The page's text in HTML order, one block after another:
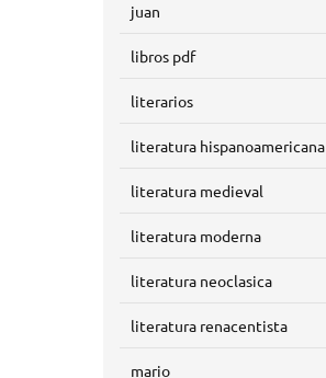
juan
libros pdf
literarios
literatura hispanoamericana
literatura medieval
literatura moderna
literatura neoclasica
literatura renacentista
mario